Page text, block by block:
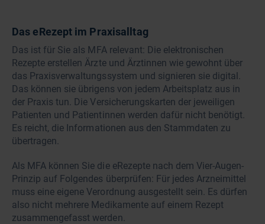
Das eRezept im Praxisalltag
Das ist für Sie als MFA relevant: Die elektronischen
Rezepte erstellen Ärzte und Ärztinnen wie gewohnt über
das Praxisverwaltungssystem und signieren sie digital.
Das können sie übrigens von jedem Arbeitsplatz aus in
der Praxis tun. Die Versicherungskarten der jeweiligen
Patienten und Patientinnen werden dafür nicht benötigt.
Es reicht, die Informationen aus den Stammdaten zu
übertragen.
Als MFA können Sie die eRezepte nach dem Vier-Augen-
Prinzip auf Folgendes überprüfen: Für jedes Arzneimittel
muss eine eigene Verordnung ausgestellt sein. Es dürfen
also nicht mehrere Medikamente auf einem Rezept
zusammengefasst werden.